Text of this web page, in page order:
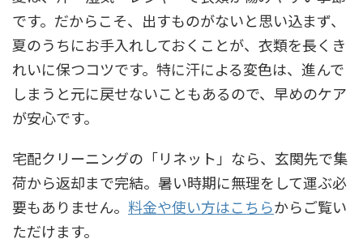
です。だからこそ、出すものがないと思い込まず、
夏のうちにお手入れしておくことが、衣類を長くき
れいに保つコツです。特に汗による変色は、進んで
しまうと元に戻せないこともあるので、早めのケア
が安心です。
宅配クリーニングの「リネット」なら、玄関先で集
荷から返却まで完結。暑い時期に無理をして運ぶ必
要もありません。 料金や使い方はこちらからご覧い
ただけます。